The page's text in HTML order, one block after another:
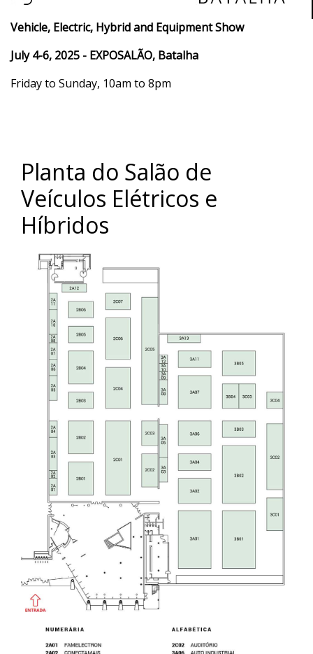
Vehicle, Electric, Hybrid and Equipment Show
July 4-6, 2025 - EXPOSALÃO, Batalha
Friday to Sunday, 10am to 8pm
Planta do Salão de
Veículos Elétricos e
Híbridos